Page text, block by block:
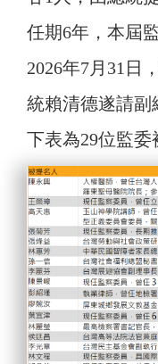
任期6年，本屆
2026年7月31日
統賴清德遂請副
下表為29位監委